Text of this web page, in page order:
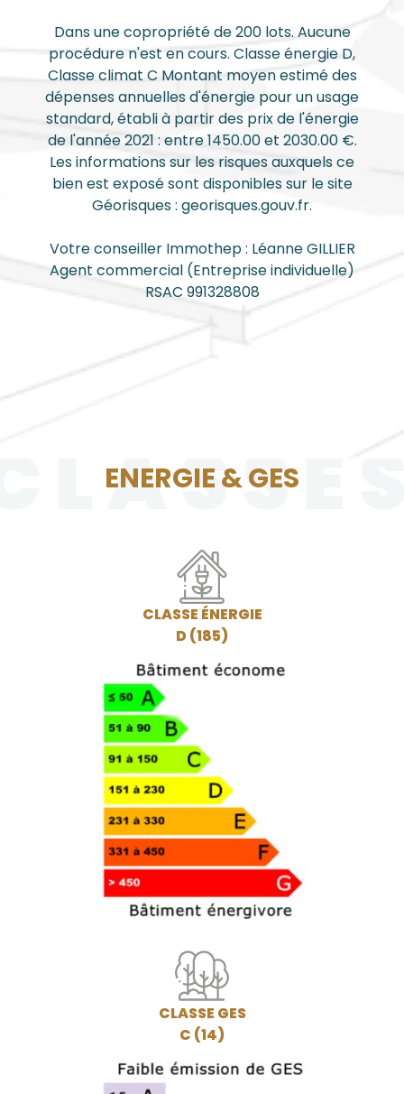
Dans une copropriété de 200 lots. Aucune
procédure n'est en cours. Classe énergie D,
Classe climat C Montant moyen estimé des
dépenses annuelles d'énergie pour un usage
standard, établi à partir des prix de l'énergie
de l'année 2021 : entre 1450.00 et 2030.00 €.
Les informations sur les risques auxquels ce
bien est exposé sont disponibles sur le site
Géorisques : georisques.gouv.fr.
Votre conseiller Immothep : Léanne GILLIER
Agent commercial (Entreprise individuelle)
RSAC 991328808
ENERGIE & GES
CLASSE ÉNERGIE
D (185)
CLASSE GES
C (14)